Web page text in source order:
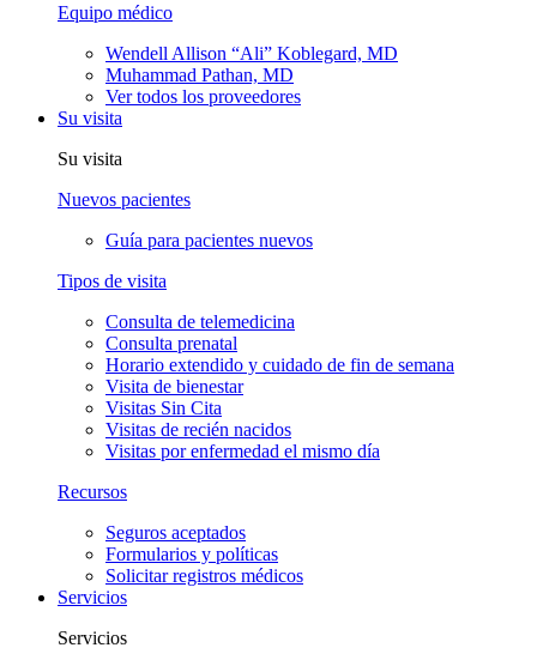
Equipo médico
Wendell Allison “Ali” Koblegard, MD
Muhammad Pathan, MD
Ver todos los proveedores
Su visita
Su visita
Nuevos pacientes
Guía para pacientes nuevos
Tipos de visita
Consulta de telemedicina
Consulta prenatal
Horario extendido y cuidado de fin de semana
Visita de bienestar
Visitas Sin Cita
Visitas de recién nacidos
Visitas por enfermedad el mismo día
Recursos
Seguros aceptados
Formularios y políticas
Solicitar registros médicos
Servicios
Servicios